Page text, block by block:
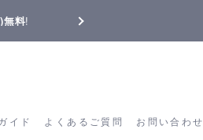
無料!
イド よくあるご質問 お問い合わせ
用ガイド よくあるご質問